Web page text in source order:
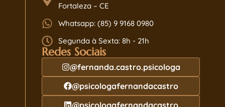
Fortaleza – CE
Whatsapp: (85) 9 9168 0980
Segunda à Sexta: 8h - 21h
Redes Sociais
@fernanda.castro.psicologa
@psicologafernandacastro
@psicologafernandacastro